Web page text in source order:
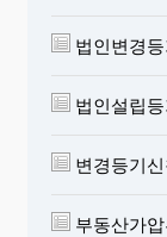
법인변경
법인설립
변경등기
부동산가